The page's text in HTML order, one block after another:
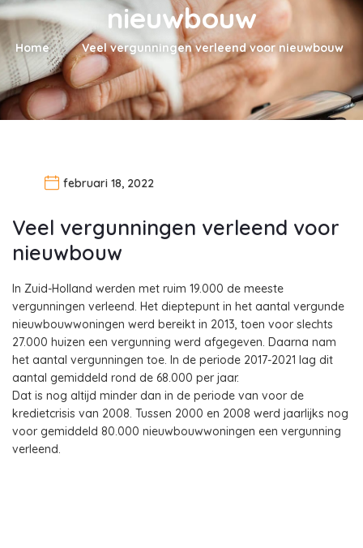
nieuwbouw
Home Veel vergunningen verleend voor nieuwbouw
februari 18, 2022
Veel vergunningen verleend voor
nieuwbouw
In Zuid-Holland werden met ruim 19.000 de meeste
vergunningen verleend. Het dieptepunt in het aantal vergunde
nieuwbouwwoningen werd bereikt in 2013, toen voor slechts
27.000 huizen een vergunning werd afgegeven. Daarna nam
het aantal vergunningen toe. In de periode 2017-2021 lag dit
aantal gemiddeld rond de 68.000 per jaar.
Dat is nog altijd minder dan in de periode van voor de
kredietcrisis van 2008. Tussen 2000 en 2008 werd jaarlijks nog
voor gemiddeld 80.000 nieuwbouwwoningen een vergunning
verleend.